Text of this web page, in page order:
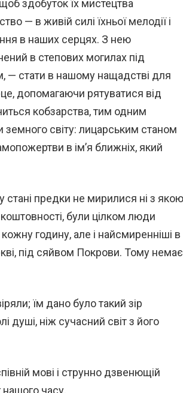
здобуток їх мистецтва
— в живій силі їхньої мелодії і
в наших серцях. З нею
в степових могилах під
— стати в нашому нащадстві для
допомагаючи рятуватися від
кобзарства, тим одним
світу: лицарським станом
в ім’я ближніх, який
стані предки не мирилися ні з якою
були цілком люди
годину, але і найсмиренніші в
під сяйвом Покрови. Тому немає
їм дано було такий зір
душі, ніж сучасний світ з його
мові і струнно дзвенющій
часу.